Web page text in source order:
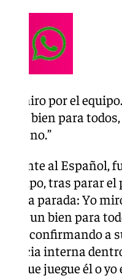
Yo miro por el
un bien para
o no.”
frente al Español,
equipo, tras parar
a la parada: Yo
Es un bien para
no.” confirmando a
interna
de que juegue él o